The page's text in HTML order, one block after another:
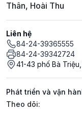
Thân, Hoài Thu
Liên hệ
84-24-39365555
84-24-39342724
41-43 phố Bà
Phát triển và vận
Mạng xã hội
Theo dõi: